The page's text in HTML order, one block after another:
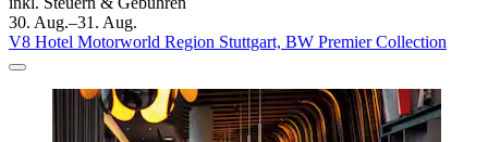
30. Aug.–31. Aug.
V8 Hotel Motorworld Region Stuttgart, BW Premier Collection